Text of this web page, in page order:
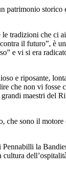
patrimonio storico
tradizioni che ci
il futuro”, è
e vi si era
e riposante,
che non vi fosse
maestri del
che sono il
la